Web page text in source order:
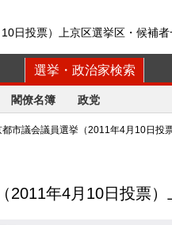
日投票）上京区選挙区・候補者
選挙・政治家検索
閣僚名簿 政党
都市議会議員選挙（2011年4月10日投票
（2011年4月10日投票